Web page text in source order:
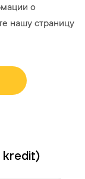
о
нашу страницу
kredit)